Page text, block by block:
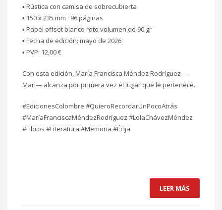
▪️ Rústica con camisa de sobrecubierta
▪️ 150 x 235 mm · 96 páginas
▪️ Papel offset blanco roto volumen de 90 gr
▪️ Fecha de edición: mayo de 2026
▪️ PVP: 12,00 €
Con esta edición, María Francisca Méndez Rodríguez —
Mari— alcanza por primera vez el lugar que le pertenece.
#EdicionesColombre #QuieroRecordarUnPocoAtrás
#MaríaFranciscaMéndezRodríguez #LolaChávezMéndez
#Libros #Literatura #Memoria #Écija
LEER MÁS